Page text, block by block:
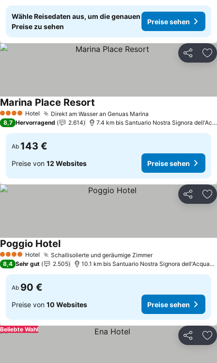
Wähle Reisedaten aus, um die genauen
Preise zu sehen
Preise sehen
Teilen
4 Sterne Hotel Direkt am Wasser an Genuas Marina
Marina Place Resort
8,7 Hervorragend 2.614 7.4 km bis Santuario Nostra Signora
Ab 143 €
Preise von 12 Websites Preise sehen
Teilen
4 Sterne Hotel Schallisolierte und geräumige ZimmerPreise sehen
Poggio HotelPreise sehen
8,4 Sehr gut 2.505 10.1 km bis Santuario Nostra Signora
Ab 90 €
Preise von 10 Websites Preise sehen
Teilen
Beliebte Wahl